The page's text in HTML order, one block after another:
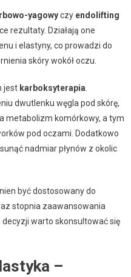
yagowyczy endolifting
rezultaty. Działają one
i elastyny, co prowadzi do
skóry wokół oczu.
jest karboksyterapia.
dwutlenku węgla pod skórę,
metabolizm komórkowy, a tym
pod oczami. Dodatkowo
nadmiar płynów z okolic
być dostosowany do
stopnia zaawansowania
warto skonsultować się
–